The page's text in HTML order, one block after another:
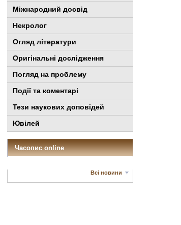
Міжнародний досвід
Некролог
Огляд літератури
Оригінальні дослідження
Погляд на проблему
Події та коментарі
Тези наукових доповідей
Ювілей
Часопис online
Всі новини